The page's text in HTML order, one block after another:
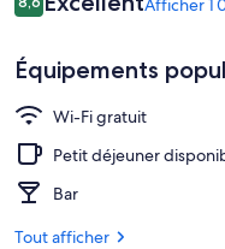
de
voyageurs
8,6 sur 10 Afficher 1
Équipements
Wi-Fi gratuit
Petit déjeuner
Bar
Tout afficher